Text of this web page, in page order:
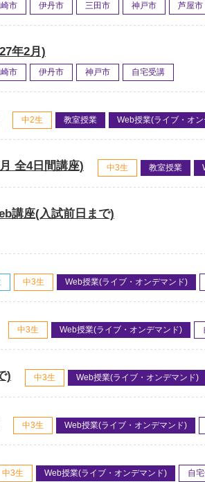
市 伊丹市 三田市 神戸市 芦屋市
年2月)
市 伊丹市 神戸市 自宅受講
中2生 教室授業 Web授業(ライブ・オ
全4日間講座) 中3生 教室授業
講座(入試前日まで)
中3生 Web授業(ライブ・オンデマンド)
中3生 Web授業(ライブ・オンデマンド)
) 中3生 Web授業(ライブ・オンデマンド)
中3生 Web授業(ライブ・オンデマンド)
中3生 Web授業(ライブ・オンデマンド) 自